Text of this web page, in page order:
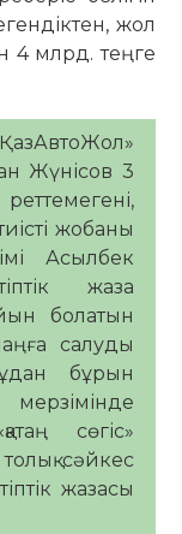
жол
4 млрд. теңге
Жүнісов 3
жобаны
Асылбек
жаза
болатын
салуды
бұрын
сөгіс»
сәйкес
жазасы